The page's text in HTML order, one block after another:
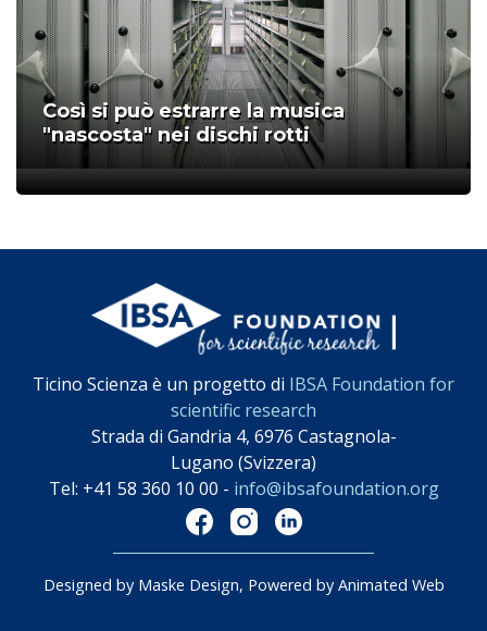
Così si può estrarre la musica
"nascosta" nei dischi rotti
Ticino Scienza è un progetto di IBSA Foundation for
scientific research
Strada di Gandria 4, 6976 Castagnola-
Lugano (Svizzera)
Tel: +41 58 360 10 00 - info@ibsafoundation.org
Designed by Maske Design, Powered by Animated Web